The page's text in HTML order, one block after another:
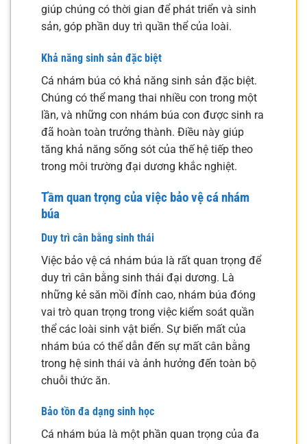
giúp chúng có thời gian để phát triển và sinh
sản, góp phần duy trì quần thể của loài.
Khả năng sinh sản đặc biệt
Cá nhám búa có khả năng sinh sản đặc biệt.
Chúng có thể mang thai nhiều con trong một
lần, và những con nhám búa con được sinh ra
đã hoàn toàn trưởng thành. Điều này giúp
tăng khả năng sống sót của thế hệ tiếp theo
trong môi trường đại dương khắc nghiệt.
Tầm quan trọng của việc bảo vệ cá nhám
búa
Duy trì cân bằng sinh thái
Việc bảo vệ cá nhám búa là rất quan trọng để
duy trì cân bằng sinh thái đại dương. Là
những kẻ săn mồi đỉnh cao, nhám búa đóng
vai trò quan trọng trong việc kiểm soát quần
thể các loài sinh vật biển. Sự biến mất của
nhám búa có thể dẫn đến sự mất cân bằng
trong hệ sinh thái và ảnh hưởng đến toàn bộ
chuỗi thức ăn.
Bảo tồn đa dạng sinh học
Cá nhám búa là một phần quan trọng của đa